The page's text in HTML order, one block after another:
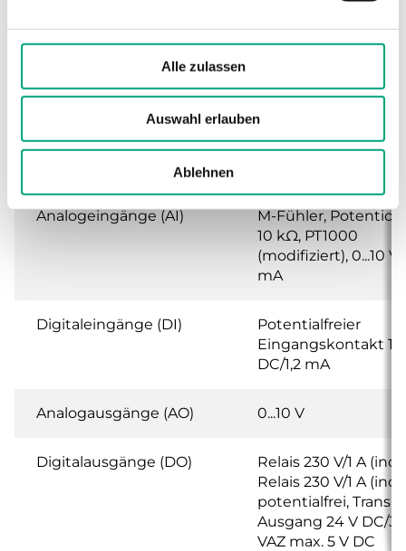
Alle zulassen
Auswahl erlauben
Ablehnen
Kommunikation
RS232, R+S Bus
CAN Bus, M-Bus
Montage Schaltschrank oder
Abmessungen (B x H x
144 x 144 x 140mm
Analogeingänge (AI)
M-Fühler,
10 kΩ, PT1000
(modifiziert), 0...10 V,
mA
Digitaleingänge (DI)
Potentialfreier
Eingangskontakt 12
DC/1,2 mA
Analogausgänge (AO) 0...10 V
Digitalausgänge (DO)
Relais 230 V/1 A
Relais 230 V/1 A (ind.)
potentialfrei,
Ausgang 24 V DC/
VAZ max. 5 V DC